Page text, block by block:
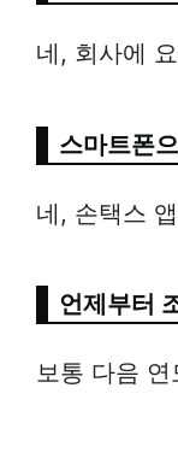
네, 회사에
스마트폰
네, 손택스
언제부터
보통 다음